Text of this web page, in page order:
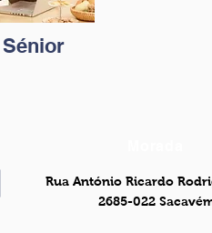
Rua António Ricardo
2685-022